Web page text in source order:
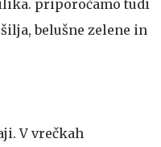
priporočamo tudi
belušne zelene in
V vrečkah